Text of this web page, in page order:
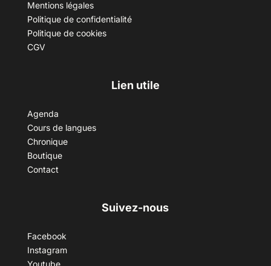
Mentions légales
Politique de confidentialité
Politique de cookies
CGV
Lien utile
Agenda
Cours de langues
Chronique
Boutique
Contact
Suivez-nous
Facebook
Instagram
Youtube